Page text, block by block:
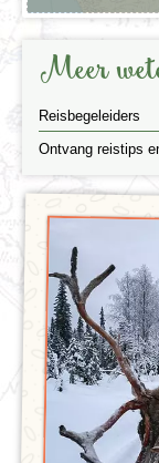
Meer
Reisbegeleiders
Ontvang reistips